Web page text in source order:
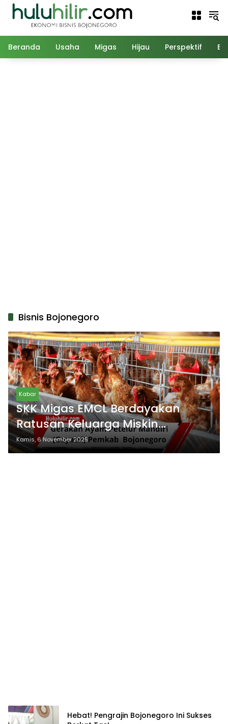
Langsung
Beranda Usaha Migas Hijau Perspektif
Bisnis Bojonegoro
Kabar
SKK Migas EMCL Berdayakan
Ratusan Keluarga Miskin
Bojonegoro dengan Ayam Petelur
Kamis, 6 November 2025
Hebat! Pengrajin Bojonegoro Ini Sukses